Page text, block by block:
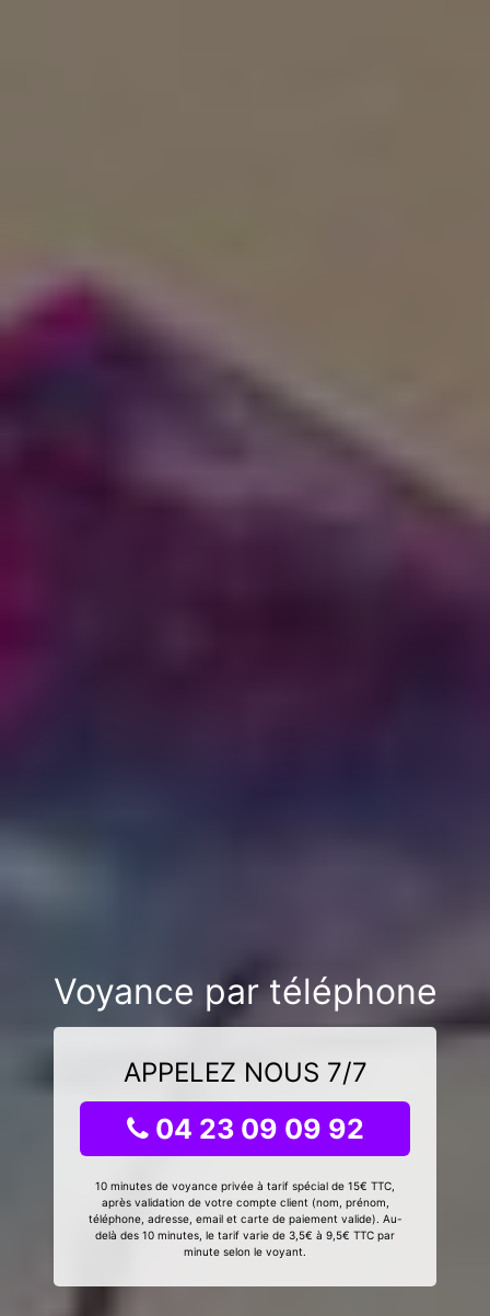
Voyance par téléphone
APPELEZ NOUS 7/7
04 23 09 09 92
10 minutes de voyance privée à tarif spécial de 15€ TTC,
après validation de votre compte client (nom, prénom,
téléphone, adresse, email et carte de paiement valide). Au-
delà des 10 minutes, le tarif varie de 3,5€ à 9,5€ TTC par
minute selon le voyant.